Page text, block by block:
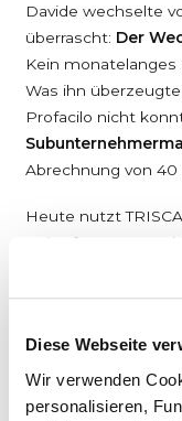
Diese Webseite
Wir verwenden
personalisieren,
Davide wechselte
überrascht: Der
Kein monatelanges
Was ihn
Profacilo nicht
Abrechnung von
Heute nutzt
Zeiterfassung
Module im Einsatz.
„Ich war